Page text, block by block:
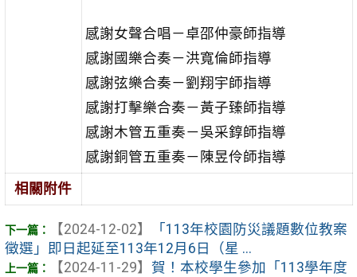
感謝女聲合唱－卓邵仲豪師指導
感謝國樂合奏－洪寬倫師指導
感謝弦樂合奏－劉翔宇師指導
感謝打擊樂合奏－黃子臻師指導
感謝木管五重奏－吳采錞師指導
感謝銅管五重奏－陳昱伶師指導
相關附件
【2024-12-02】
「113年校園防災議題數位教案
徵選」即日起延至113年12月6日（星 ...
【2024-11-29】 賀！本校學生參加「113學年度